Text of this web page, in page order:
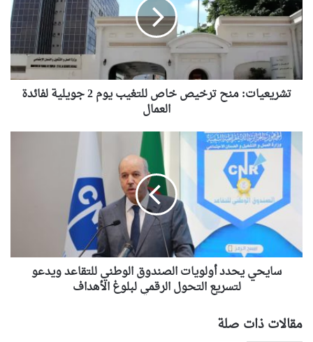
خاص
للتغيب
يوم
2
جويلية
لفائدة
العمال
تشريعيات: منح ترخيص خاص للتغيب يوم 2 جويلية لفائدة
العمال
سايحي
يحدد
الوطني
للتقاعد
لتسريع
التحول
الرقميسايحي يحدد أولويات الصندوق الوطني للتقاعد ويدعو
لتسريع التحول الرقمي لبلوغ الأهداف
مقالات ذات صلة